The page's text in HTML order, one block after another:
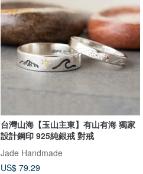
台灣山海【玉山主東】有山有海 獨家
設計鋼印 925純銀戒 對戒
Jade Handmade
US$ 79.29